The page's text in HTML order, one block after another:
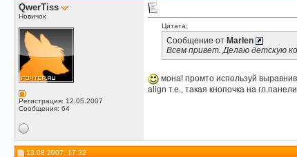
QwerTiss
Новичок
Регистрация: 12.05.2007
Сообщения: 64
Цитата:
Сообщение от Marlen
Всем привет. Делаю детскую
мона! промто используй
align т.е., такая кнопочка на
13.08.2007, 17:32